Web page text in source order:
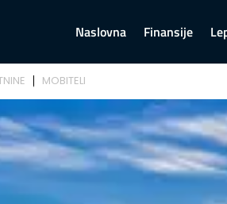
Naslovna Finansije